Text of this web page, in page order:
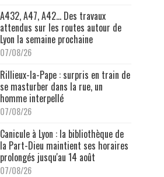
A432, A47, A42… Des travaux
attendus sur les routes autour de
Lyon la semaine prochaine
07/08/26
Rillieux-la-Pape : surpris en train de
se masturber dans la rue, un
homme interpellé
07/08/26
Canicule à Lyon : la bibliothèque de
la Part-Dieu maintient ses horaires
prolongés jusqu'au 14 août
07/08/26